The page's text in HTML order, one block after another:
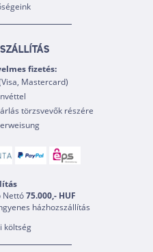
fizetés:
Mastercard)
törzsvevők részére
Nettó75.000,- HUF
házhozszállítás
költség